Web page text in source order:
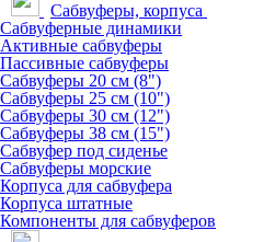
Сабвуферы, корпуса
Сабвуферные динамики
Активные сабвуферы
Пассивные сабвуферы
Сабвуферы 20 см (8")
Сабвуферы 25 см (10")
Сабвуферы 30 см (12")
Сабвуферы 38 см (15")
Сабвуфер под сиденье
Сабвуферы морские
Корпуса для сабвуфера
Корпуса штатные
Компоненты для сабвуферов